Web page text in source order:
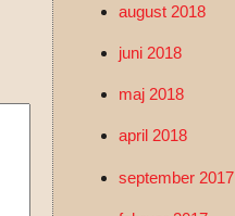
august 2018
juni 2018
maj 2018
april 2018
september 2017